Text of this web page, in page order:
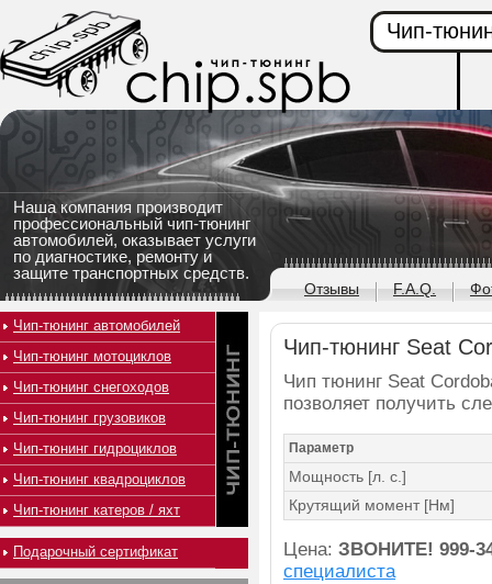
Наша компания производит
профессиональный чип-тюнинг
автомобилей, оказывает услуги
по диагностике, ремонту и
защите транспортных средств.
Чип-
Отзывы F.A.Q.
Чип-тюнинг Seat
Чип тюнинг Seat
позволяет получить
Параметр
Мощность [л. с.]
Крутящий момент [Нм]
Цена: ЗВОНИТЕ! 999-
специалиста
Чип-тюнинг автомобилей
Чип-тюнинг мотоциклов
Чип-тюнинг снегоходов
Чип-тюнинг грузовиков
Чип-тюнинг гидроциклов
Чип-тюнинг квадроциклов
Чип-тюнинг катеров / яхт
Подарочный сертификат